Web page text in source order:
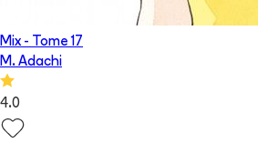
Mix- Tome 17
M. Adachi
4.0